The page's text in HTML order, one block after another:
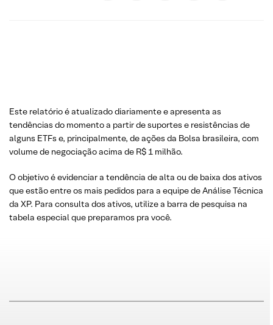
Este relatório é atualizado diariamente e apresenta as
tendências do momento a partir de suportes e resistências de
alguns ETFs e, principalmente, de ações da Bolsa brasileira, com
volume de negociação acima de R$ 1 milhão.
O objetivo é evidenciar a tendência de alta ou de baixa dos ativos
que estão entre os mais pedidos para a equipe de Análise Técnica
da XP. Para consulta dos ativos, utilize a barra de pesquisa na
tabela especial que preparamos pra você.